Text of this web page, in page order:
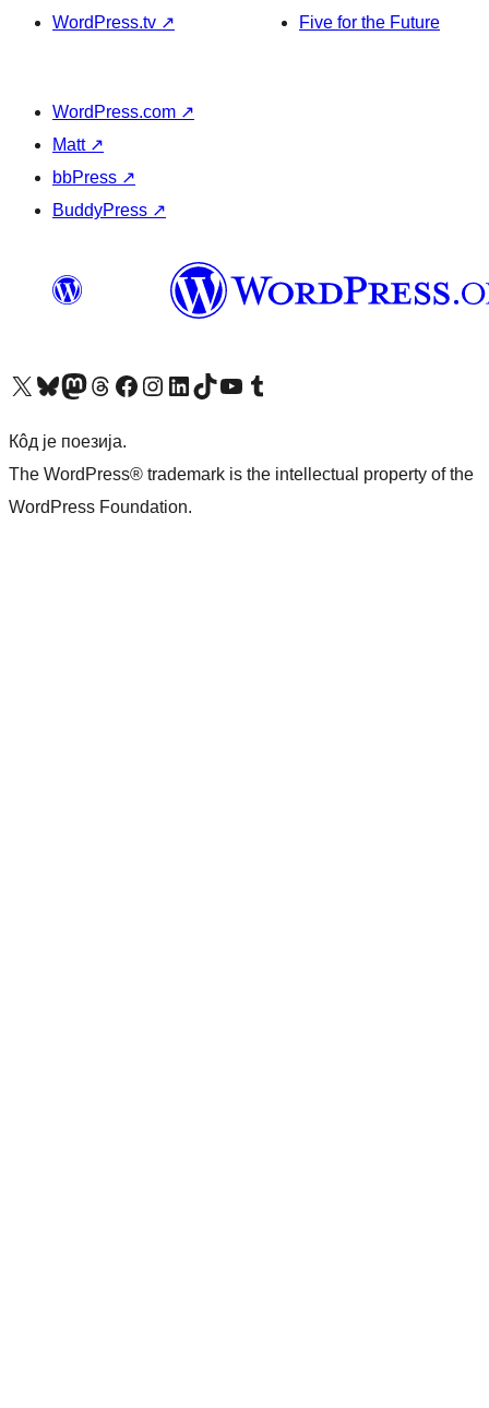
WordPress.tv ↗
Five for the Future
WordPress.com ↗
Matt ↗
bbPress ↗
BuddyPress ↗
Visit our X (formerly Twitter) account
Посетите наш Bluesky налог
Visit our Mastodon account
Посетите наш налог на Threads-у Visit our Facebook pageПосетите наш Инстаграм налог
Visit our LinkedIn account
Посетите наш TikTok налог
Visit our YouTube channel
Посетите наш Tumblr налог
Кôд је поезија.
The WordPress® trademark is the intellectual property of the
WordPress Foundation.